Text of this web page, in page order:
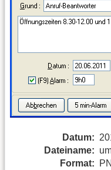
Datum:
Dateiname:
Format: